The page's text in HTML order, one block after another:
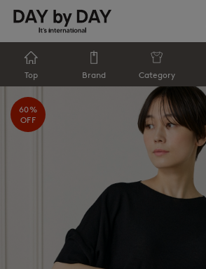
Top Brand Category
60%
OFF